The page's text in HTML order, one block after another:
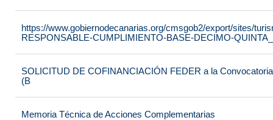
https://www.gobiernodecanarias.org/cmsgob2/export/sites/
RESPONSABLE-CUMPLIMIENTO-BASE-DECIMO-
SOLICITUD DE COFINANCIACIÓN FEDER a la
(B
Memoria Técnica de Acciones Complementarias